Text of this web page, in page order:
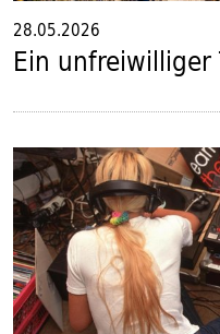
28.05.2026
Ein unfreiwilliger